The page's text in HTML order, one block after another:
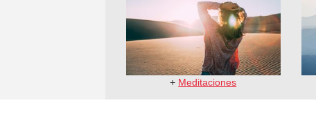
+ Meditaciones